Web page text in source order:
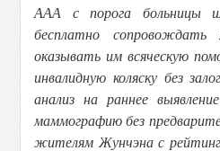
ААА с порога больницы
бесплатно сопровождать
оказывать им всяческую
инвалидную коляску без
анализ на раннее
маммографию без
жителям Жунчэна с